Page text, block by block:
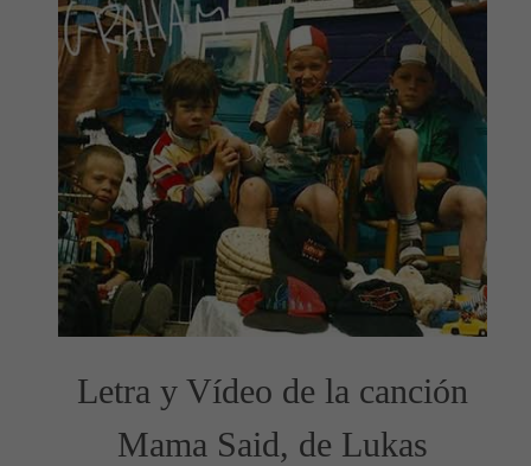
Letra y Vídeo de la canción
Mama Said, de Lukas